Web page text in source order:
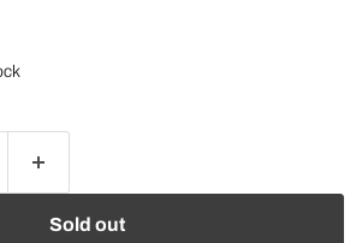
Sold out